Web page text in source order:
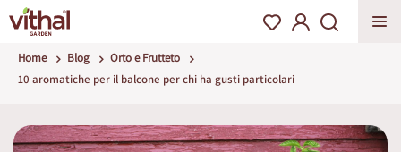
Home Blog
Orto e Frutteto
10 aromatiche per il balcone per chi ha gusti particolari